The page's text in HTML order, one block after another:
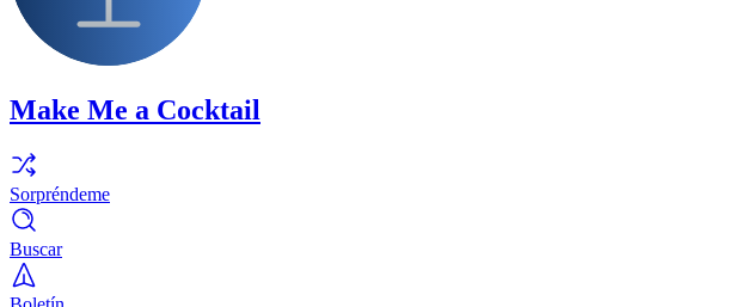
Make Me a Cocktail
Sorpréndeme
Buscar